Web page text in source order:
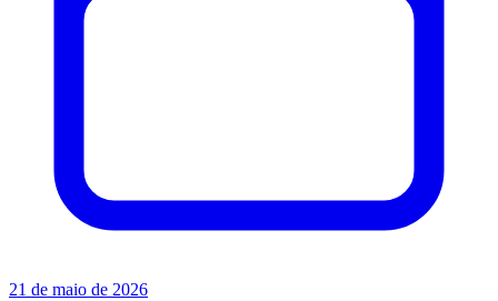
21 de maio de 2026